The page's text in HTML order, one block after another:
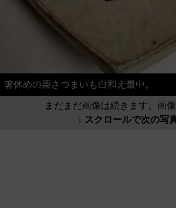
箸休めの栗さつまいも白和え最中。
まだまだ画像は続きます。画像
↓ スクロールで次の写